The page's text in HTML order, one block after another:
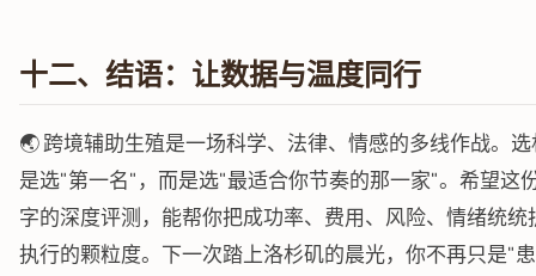
十二、结语：让数据与温度同行
🌏 跨境辅助生殖是一场科学、法律、情感的多线作战。
是选"第一名"，而是选"最适合你节奏的那一家"。希望这
字的深度评测，能帮你把成功率、费用、风险、情绪统统
执行的颗粒度。下一次踏上洛杉矶的晨光，你不再只是"